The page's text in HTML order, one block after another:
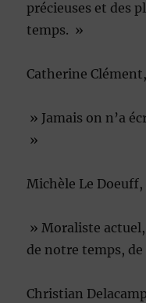
précieuses et des
temps. »
Catherine
» Jamais on n’a
»
Michèle Le Doeuff,
» Moraliste
de notre temps,
Christian